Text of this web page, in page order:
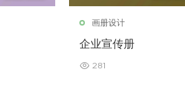
画册设计
企业宣传册
281